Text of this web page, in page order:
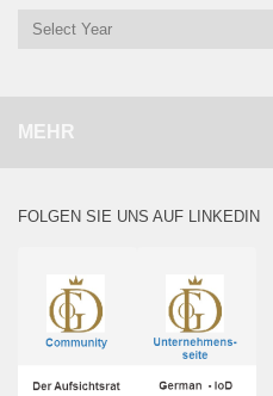
MEHR
FOLGEN SIE UNS AUF LINKEDIN